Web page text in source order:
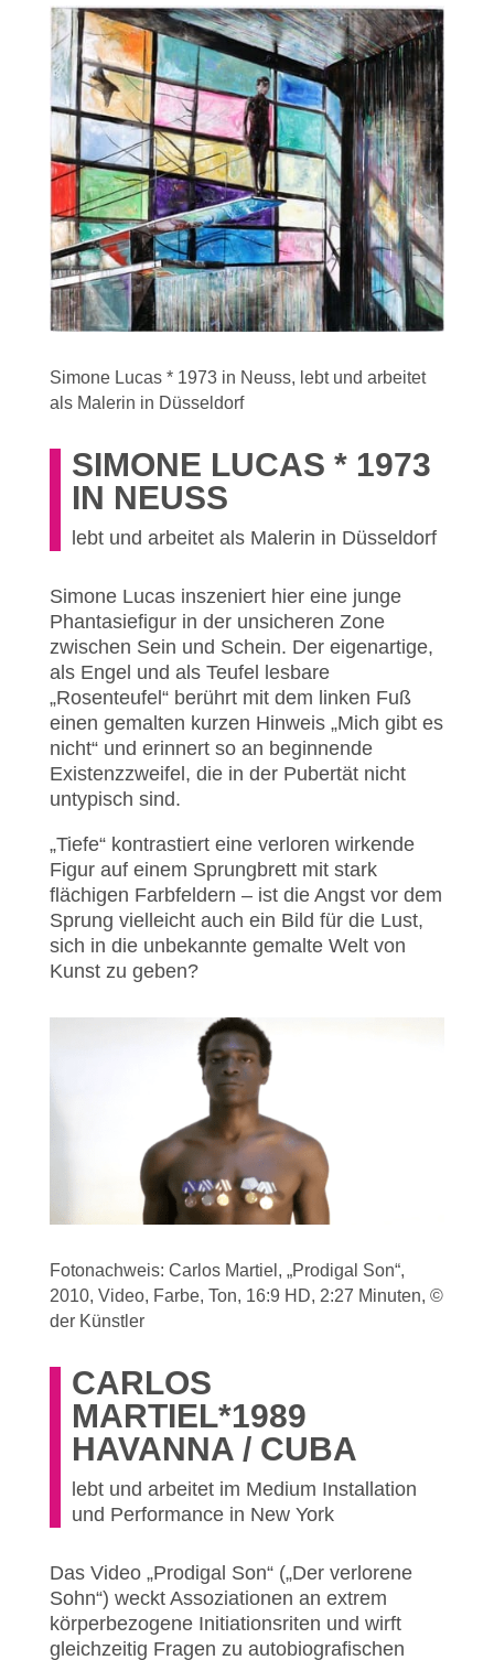
Simone Lucas * 1973 in Neuss, lebt und arbeitet
als Malerin in Düsseldorf
SIMONE LUCAS * 1973
IN NEUSS
lebt und arbeitet als Malerin in Düsseldorf
Simone Lucas inszeniert hier eine junge
Phantasiefigur in der unsicheren Zone
zwischen Sein und Schein. Der eigenartige,
als Engel und als Teufel lesbare
„Rosenteufel“ berührt mit dem linken Fuß
einen gemalten kurzen Hinweis „Mich gibt es
nicht“ und erinnert so an beginnende
Existenzzweifel, die in der Pubertät nicht
untypisch sind.
„Tiefe“ kontrastiert eine verloren wirkende
Figur auf einem Sprungbrett mit stark
flächigen Farbfeldern – ist die Angst vor dem
Sprung vielleicht auch ein Bild für die Lust,
sich in die unbekannte gemalte Welt von
Kunst zu geben?
Fotonachweis: Carlos Martiel, „Prodigal Son“,
2010, Video, Farbe, Ton, 16:9 HD, 2:27 Minuten, ©
der Künstler
CARLOS
MARTIEL*1989
HAVANNA / CUBA
lebt und arbeitet im Medium Installation
und Performance in New York
Das Video „Prodigal Son“ („Der verlorene
Sohn“) weckt Assoziationen an extrem
körperbezogene Initiationsriten und wirft
gleichzeitig Fragen zu autobiografischen